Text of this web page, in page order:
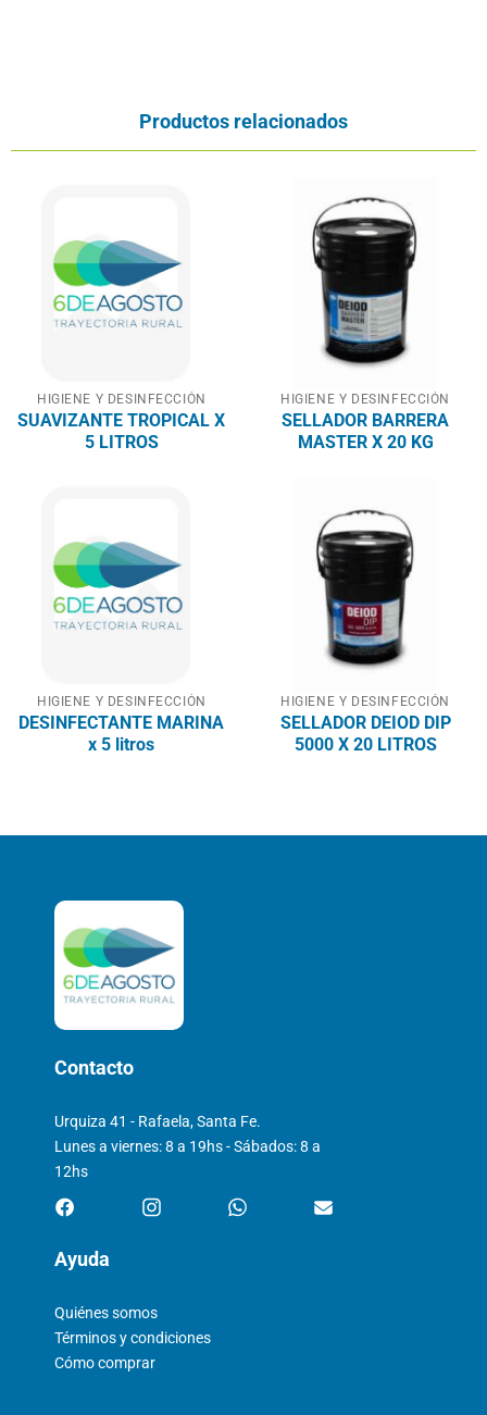
Productos relacionados
HIGIENE Y DESINFECCIÓN
SUAVIZANTE TROPICAL X
5 LITROS
HIGIENE Y DESINFECCIÓN
SELLADOR BARRERA
MASTER X 20 KG
HIGIENE Y DESINFECCIÓN
DESINFECTANTE MARINA
x 5 litros
HIGIENE Y DESINFECCIÓN
SELLADOR DEIOD DIP
5000 X 20 LITROS
Contacto
Urquiza 41 - Rafaela, Santa Fe.
Lunes a viernes: 8 a 19hs - Sábados: 8 a
12hs
Ayuda
Quiénes somos
Términos y condiciones
Cómo comprar